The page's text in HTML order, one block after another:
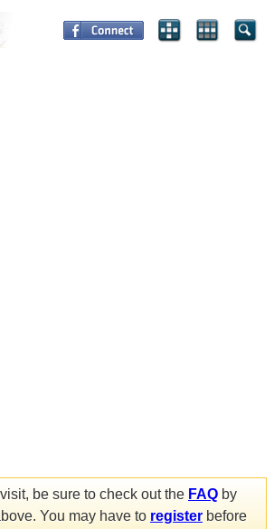
be sure to check out the FAQ by
You may have to register before